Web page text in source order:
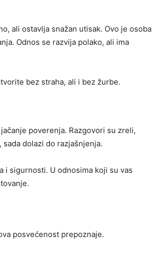
ali ostavlja snažan utisak. Ovo je osoba
Odnos se razvija polako, ali ima
bez straha, ali i bez žurbe.
poverenja. Razgovori su zreli,
dolazi do razjašnjenja.
i sigurnosti. U odnosima koji su vas
posvećenost prepoznaje.